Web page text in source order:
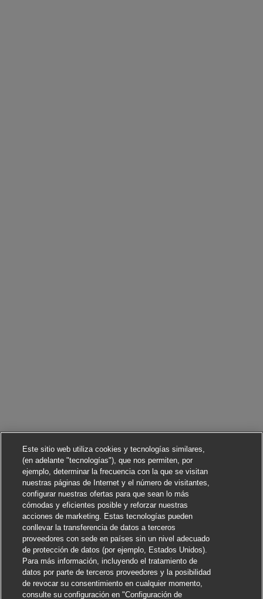
Este sitio web utiliza cookies y tecnologías similares,
(en adelante "tecnologías"), que nos permiten, por
ejemplo, determinar la frecuencia con la que se visitan
nuestras páginas de Internet y el número de visitantes,
configurar nuestras ofertas para que sean lo más
cómodas y eficientes posible y reforzar nuestras
acciones de marketing. Estas tecnologías pueden
conllevar la transferencia de datos a terceros
proveedores con sede en países sin un nivel adecuado
de protección de datos (por ejemplo, Estados Unidos).
Para más información, incluyendo el tratamiento de
datos por parte de terceros proveedores y la posibilidad
de revocar su consentimiento en cualquier momento,
consulte su configuración en "Configuración de